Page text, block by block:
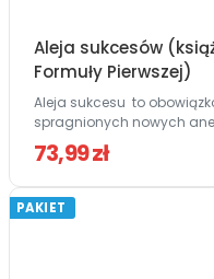
Aleja sukcesów
Formuły Pierwszej)
Aleja sukcesu to obowiązkowa lektura dla fanów motorsportu
spragnionych nowych
73,99 zł
PAKIET